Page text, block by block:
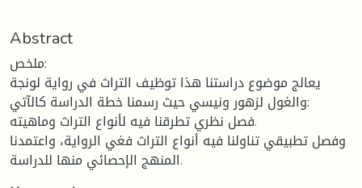
Abstract
ملخص:
يعالج موضوع دراستنا هذا توظيف التراث في رواية لونجة
والغول لزهور ونيسي حيث رسمنا خطة الدراسة كالآتي:
فصل نظري تطرقنا فيه لأنواع التراث وماهيته.
وفصل تطبيقي تناولنا فيه أنواع التراث فغي الرواية، واعتمدنا
المنهج الإحصائي منها للدراسة.